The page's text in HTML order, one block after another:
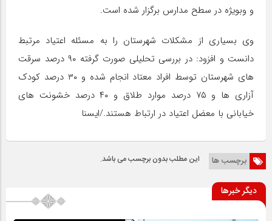
و وبویژه در سطح مدارس برگزار شده است.
وی بسیاری از مشکلات شهرستان را به مسئله اعتیاد مرتبط
دانست و افزود: در بررسی تحلیلی صورت گرفته ۹۰ درصد سرقت
های شهرستان توسط افراد معتاد انجام شده و ۳۰ درصد کودک
آزاری ها و ۷۵ درصد موارد طلاق و ۴۰ درصد خشونت های
خیابانی با معضل اعتیاد در ارتباط هستند./ایسنا
برچسب ها این مطلب بدون برچسب می باشد.
دیگر خبرها